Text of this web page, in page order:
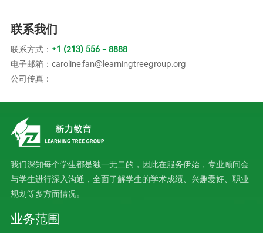
联系我们
联系方式： +1 (213) 556 - 8888
电子邮箱：caroline.fan@learningtreegroup.org
公司传真：
我们深知每个学生都是独一无二的，因此在服务伊始，专业顾问会
与学生进行深入沟通，全面了解学生的学术成绩、兴趣爱好、职业
规划等多方面情况。
业务范围